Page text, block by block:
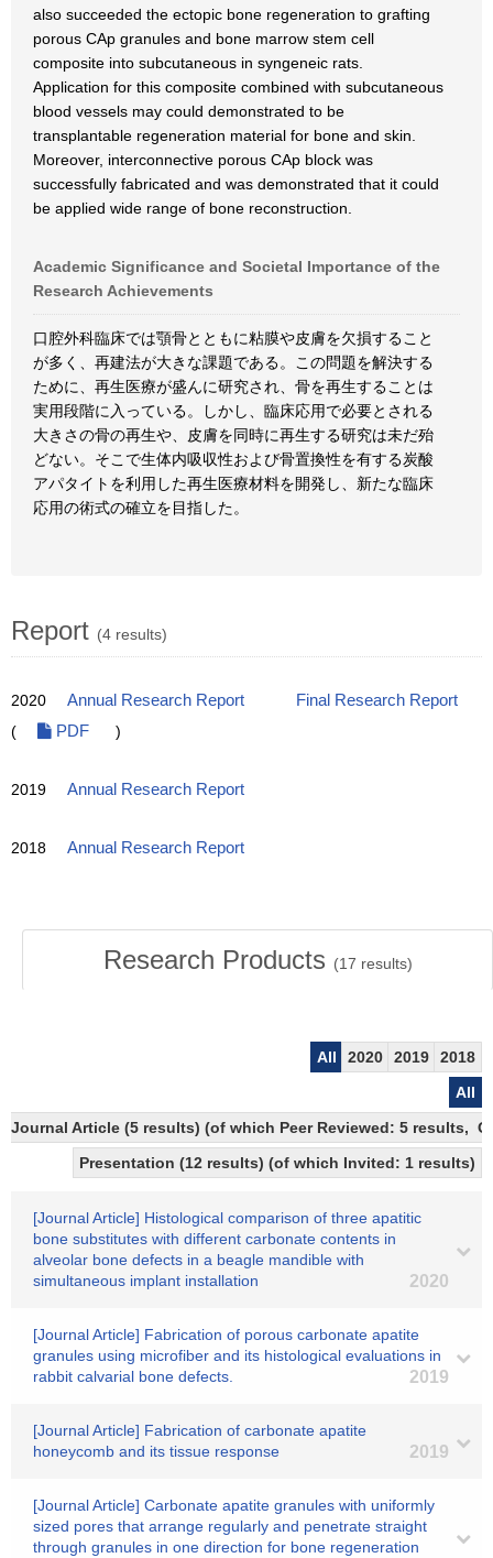
also succeeded the ectopic bone regeneration to grafting
porous CAp granules and bone marrow stem cell
composite into subcutaneous in syngeneic rats.
Application for this composite combined with subcutaneous
blood vessels may could demonstrated to be
transplantable regeneration material for bone and skin.
Moreover, interconnective porous CAp block was
successfully fabricated and was demonstrated that it could
be applied wide range of bone reconstruction.
Academic Significance and Societal Importance of the
Research Achievements
口腔外科臨床では顎骨とともに粘膜や皮膚を欠損すること
が多く、再建法が大きな課題である。この問題を解決する
ために、再生医療が盛んに研究され、骨を再生することは
実用段階に入っている。しかし、臨床応用で必要とされる
大きさの骨の再生や、皮膚を同時に再生する研究は未だ殆
どない。そこで生体内吸収性および骨置換性を有する炭酸
アパタイトを利用した再生医療材料を開発し、新たな臨床
応用の術式の確立を目指した。
Report (4 results)
2020 Annual Research Report
Final Research Report
(
PDF )
2019 Annual Research Report
2018 Annual Research Report
Research Products (17 results)
All 2020 2019
2018
All
Journal Article (5 results) (of which Peer Reviewed: 5 results,
Presentation (12 results) (of which Invited: 1 results)
[Journal Article] Histological comparison of three apatitic
bone substitutes with different carbonate contents in
alveolar bone defects in a beagle mandible with
simultaneous implant installation
2020
[Journal Article] Fabrication of porous carbonate apatite
granules using microfiber and its histological evaluations in
rabbit calvarial bone defects.
2019
[Journal Article] Fabrication of carbonate apatite
honeycomb and its tissue response
2019
[Journal Article] Carbonate apatite granules with uniformly
sized pores that arrange regularly and penetrate straight
through granules in one direction for bone regeneration